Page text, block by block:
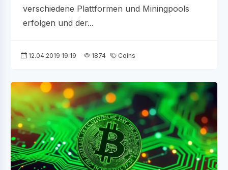
verschiedene Plattformen und Miningpools
erfolgen und der...
12.04.2019 19:19 1874 Coins